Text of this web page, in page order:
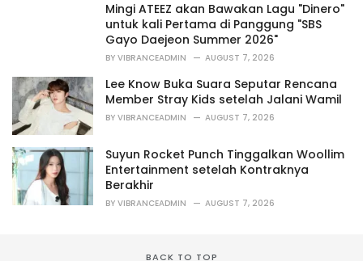
Mingi ATEEZ akan Bawakan Lagu "Dinero"
untuk kali Pertama di Panggung "SBS
Gayo Daejeon Summer 2026"
BY VIBRANCEADMIN AUGUST 7, 2026
Lee Know Buka Suara Seputar Rencana
Member Stray Kids setelah Jalani Wamil
BY VIBRANCEADMIN AUGUST 7, 2026
Suyun Rocket Punch Tinggalkan Woollim
Entertainment setelah Kontraknya
Berakhir
BY VIBRANCEADMIN AUGUST 7, 2026
BACK TO TOP